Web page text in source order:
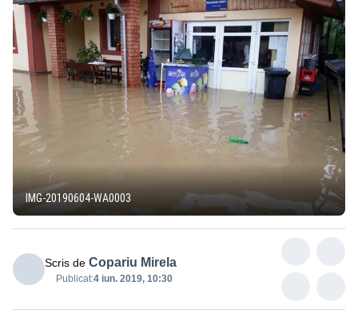
IMG-20190604-WA0003
Scris de Copariu Mirela
Publicat:4 iun. 2019, 10:30